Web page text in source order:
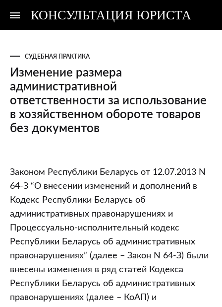
КОНСУЛЬТАЦИЯ ЮРИСТА
Консультация
Консультация
СУДЕБНАЯ ПРАКТИКА
Изменение размера
административной
ответственности за использование
в хозяйственном обороте товаров
без документов
Изменение
размера
административной
ответственности
за
использование
в
хозяйственном
обороте
товаров
Законом Республики Беларусь от 12.07.2013 N
64-З “О внесении изменений и дополнений в
Кодекс Республики Беларусь об
административных правонарушениях и
Процессуально-исполнительный кодекс
Республики Беларусь об административных
правонарушениях” (далее – Закон N 64-З) были
внесены изменения в ряд статей Кодекса
Республики Беларусь об административных
правонарушениях (далее – КоАП) и